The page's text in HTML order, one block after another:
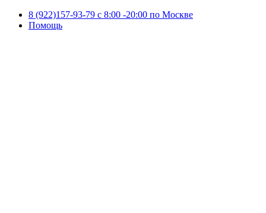
8 (922)157-93-79 c 8:00 -20:00 по Москве
Помощь